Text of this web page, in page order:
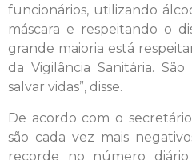
funcionários, utilizando
máscara e respeitando o
grande maioria está
da Vigilância Sanitária.
salvar vidas”, disse.
De acordo com o
são cada vez mais
recorde no número